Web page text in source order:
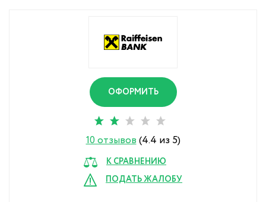
ОФОРМИТЬ
10 отзывов(4.4 из 5)
К СРАВНЕНИЮ
ПОДАТЬ ЖАЛОБУ